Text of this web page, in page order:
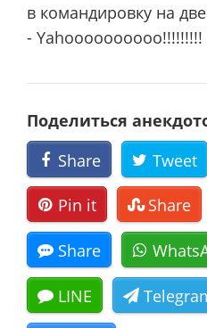
в командировку на
- Yahoooooooooo!!!!!!!!!
Поделиться
Share
Tweet
Pin it Share
Share
LINE